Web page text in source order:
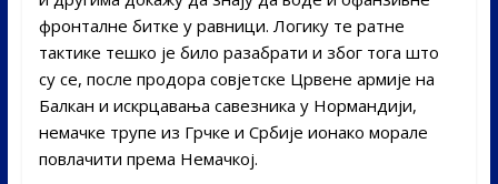
фронталне битке у равници. Логику те ратне
тактике тешко је било разабрати и због тога што
су се, после продора совјетске Црвене армије на
Балкан и искрцавања савезника у Нормандији,
немачке трупе из Грчке и Србије ионако морале
повлачити према Немачкој.